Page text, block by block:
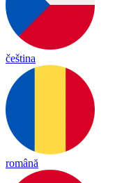
čeština
română